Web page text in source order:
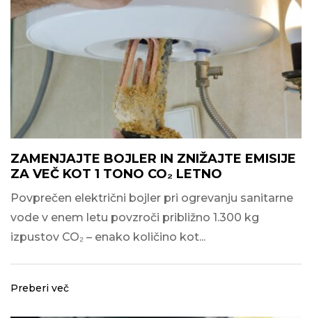
ZAMENJAJTE BOJLER IN ZNIŽAJTE EMISIJE
ZA VEČ KOT 1 TONO CO₂ LETNO
Povprečen električni bojler pri ogrevanju sanitarne
vode v enem letu povzroči približno 1.300 kg
izpustov CO₂ – enako količino kot...
Preberi več